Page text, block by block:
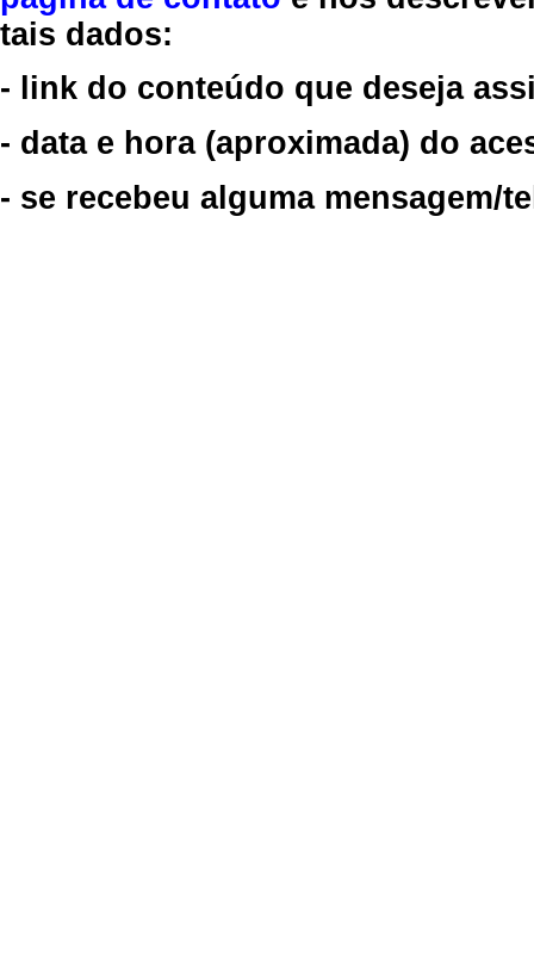
tais dados:
- link do conteúdo que deseja
- data e hora (aproximada) do
- se recebeu alguma mensagem/